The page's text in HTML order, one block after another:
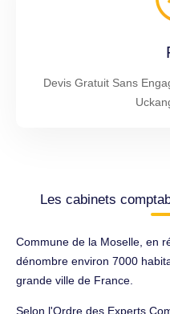
Devis Gratuit Sans
Les cabinets
Commune de la Moselle, en
dénombre environ 7000
grande ville de France.
Selon l'Ordre des Experts